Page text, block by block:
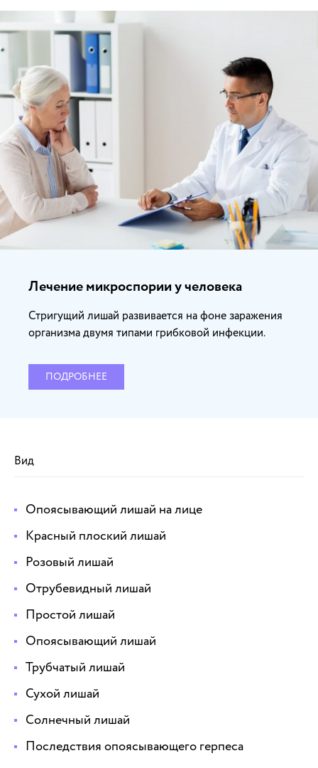
Лечение микроспории у человека
Стригущий лишай развивается на фоне заражения
организма двумя типами грибковой инфекции.
ПОДРОБНЕЕ
Вид
Опоясывающий лишай на лице
Красный плоский лишай
Розовый лишай
Отрубевидный лишай
Простой лишай
Опоясывающий лишай
Трубчатый лишай
Сухой лишай
Солнечный лишай
Последствия опоясывающего герпеса